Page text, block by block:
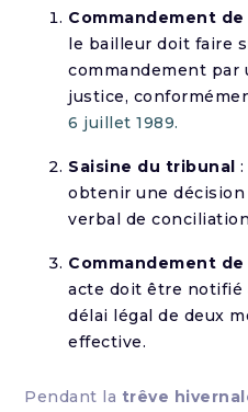
Commandement de
le bailleur doit faire
commandement par
justice,
6 juillet 1989.
Saisine du tribunal
obtenir une
verbal de
Commandement
acte doit être notifié
délai légal de deux
effective.
Pendant la trêve